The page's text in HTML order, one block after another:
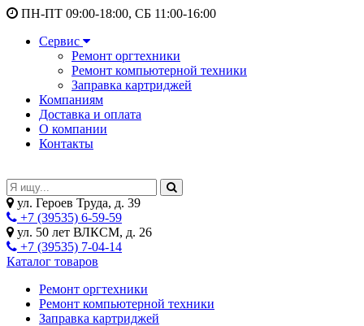
ПН-ПТ 09:00-18:00, СБ 11:00-16:00
Сервис
Ремонт оргтехники
Ремонт компьютерной техники
Заправка картриджей
Компаниям
Доставка и оплата
О компании
Контакты
ул. Героев Труда, д. 39
+7 (39535) 6-59-59
ул. 50 лет ВЛКСМ, д. 26
+7 (39535) 7-04-14
Каталог товаров
Ремонт оргтехники
Ремонт компьютерной техники
Заправка картриджей